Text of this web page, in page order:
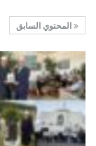
المحتوي السابق